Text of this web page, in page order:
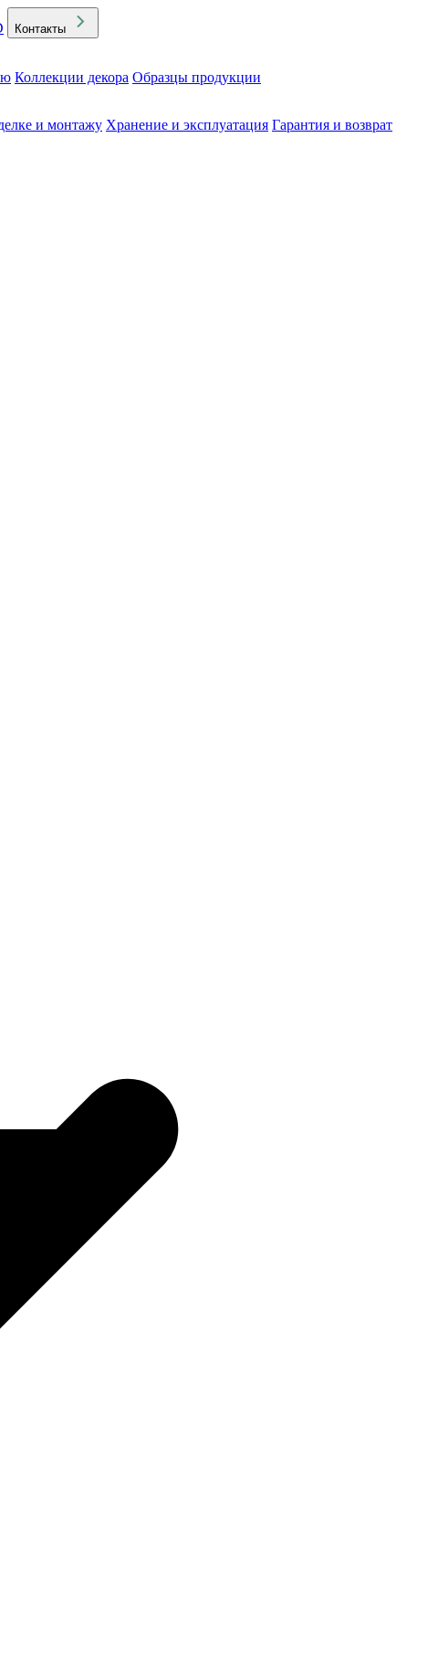
Контакты
Коллекции декора Образцы продукции
и монтажу Хранение и эксплуатация Гарантия и возврат